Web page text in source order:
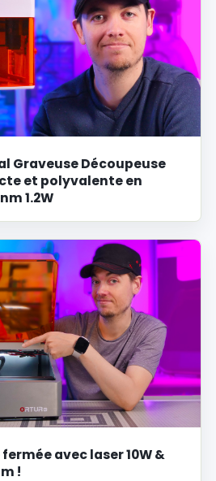
Graveuse Découpeuse
et polyvalente en
1.2W
avec laser 10W &
!